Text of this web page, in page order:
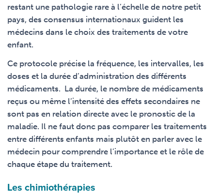
restant une pathologie rare à l’échelle de notre petit
pays, des consensus internationaux guident les
médecins dans le choix des traitements de votre
enfant.
Ce protocole précise la fréquence, les intervalles, les
doses et la durée d’administration des différents
médicaments. La durée, le nombre de médicaments
reçus ou même l’intensité des effets secondaires ne
sont pas en relation directe avec le pronostic de la
maladie. Il ne faut donc pas comparer les traitements
entre différents enfants mais plutôt en parler avec le
médecin pour comprendre l’importance et le rôle de
chaque étape du traitement.
Les chimiothérapies